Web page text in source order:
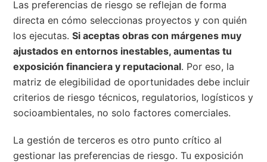
Las preferencias de riesgo se reflejan de forma
directa en cómo seleccionas proyectos y con quién
los ejecutas.Si aceptas obras con márgenes muy
ajustados en entornos inestables, aumentas tu
exposición financiera y reputacional. Por eso, la
matriz de elegibilidad de oportunidades debe incluir
criterios de riesgo técnicos, regulatorios, logísticos y
socioambientales, no solo factores comerciales.
La gestión de terceros es otro punto crítico al
gestionar las preferencias de riesgo. Tu exposición